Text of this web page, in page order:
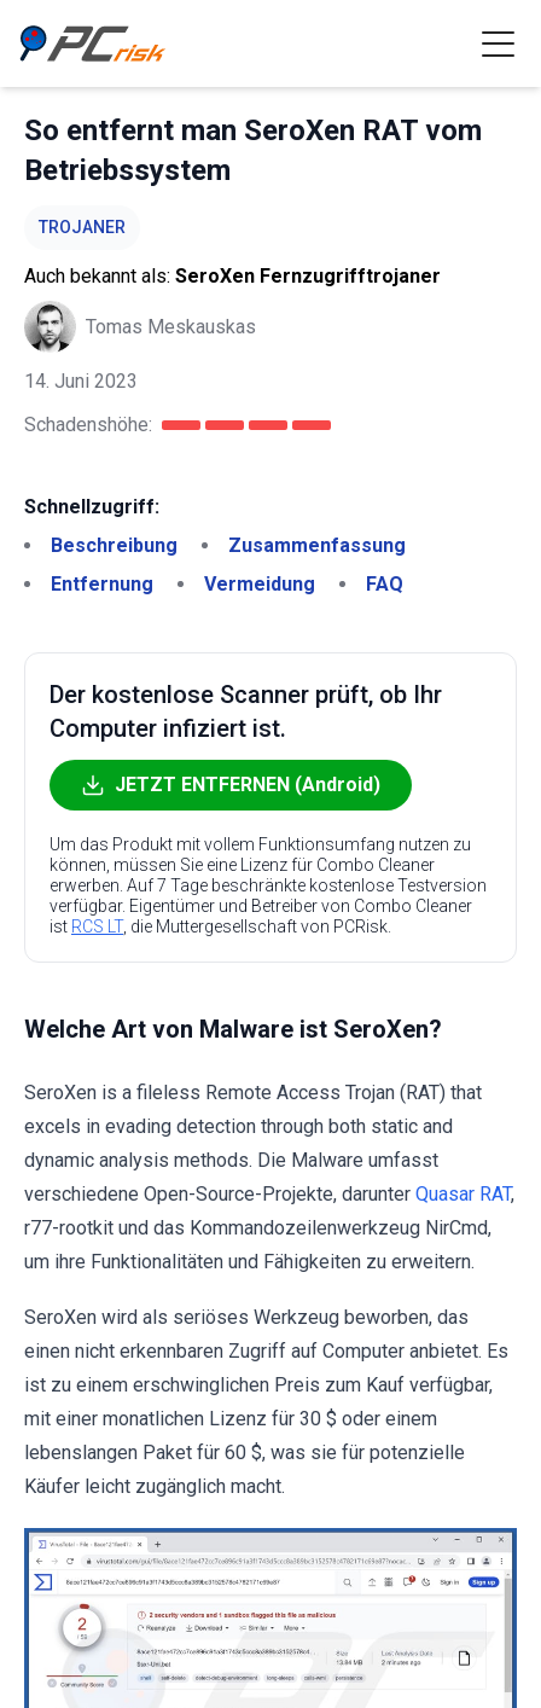
So entfernt man SeroXen RAT vom
Betriebssystem
TROJANER
Auch bekannt als: SeroXen Fernzugrifftrojaner
Tomas Meskauskas
14. Juni 2023
Schadenshöhe:
Schnellzugriff:
Beschreibung
Zusammenfassung
Entfernung
Vermeidung FAQ
Der kostenlose Scanner prüft, ob Ihr
Computer infiziert ist.
JETZT ENTFERNEN (Android)
Um das Produkt mit vollem Funktionsumfang nutzen zu
können, müssen Sie eine Lizenz für Combo Cleaner
erwerben. Auf 7 Tage beschränkte kostenlose Testversion
verfügbar. Eigentümer und Betreiber von Combo Cleaner
ist RCS LT, die Muttergesellschaft von PCRisk.
Welche Art von Malware ist SeroXen?
SeroXen is a fileless Remote Access Trojan (RAT) that
excels in evading detection through both static and
dynamic analysis methods. Die Malware umfasst
verschiedene Open-Source-Projekte, darunter Quasar RAT,
r77-rootkit und das Kommandozeilenwerkzeug NirCmd,
um ihre Funktionalitäten und Fähigkeiten zu erweitern.
SeroXen wird als seriöses Werkzeug beworben, das
einen nicht erkennbaren Zugriff auf Computer anbietet. Es
ist zu einem erschwinglichen Preis zum Kauf verfügbar,
mit einer monatlichen Lizenz für 30 $ oder einem
lebenslangen Paket für 60 $, was sie für potenzielle
Käufer leicht zugänglich macht.